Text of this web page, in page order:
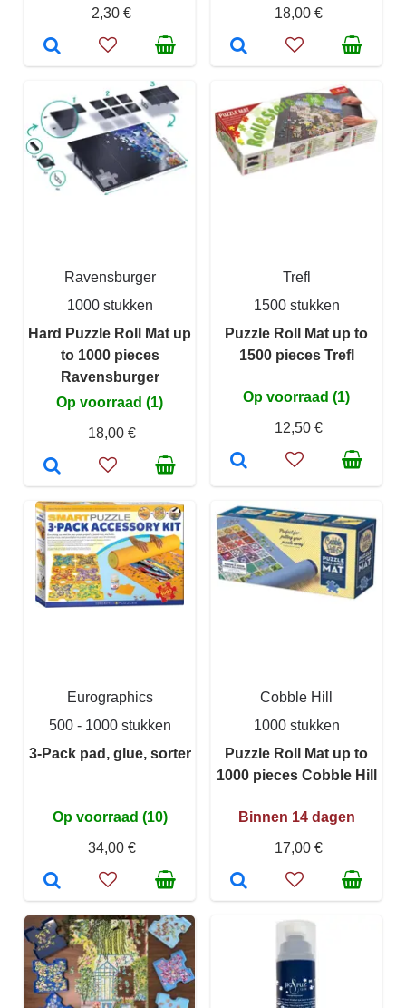
2,30 € 18,00 €
Ravensburger
1000 stukken
Hard Puzzle Roll Mat up
to 1000 pieces
Ravensburger
Op voorraad (1)
18,00 €
Trefl
1500 stukken
Puzzle Roll Mat up to
1500 pieces Trefl
Op voorraad (1)
12,50 €
Eurographics
500 - 1000 stukken
3-Pack pad, glue, sorter
Op voorraad (10)
34,00 €
Cobble Hill
1000 stukken
Puzzle Roll Mat up to
1000 pieces Cobble Hill
Binnen 14 dagen
17,00 €